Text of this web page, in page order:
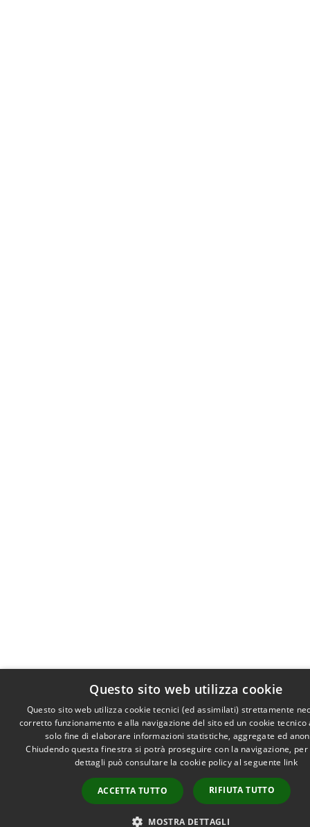
Questo sito web utilizza cookie
Questo sito web utilizza cookie tecnici (ed assimilati) strettamente
corretto funzionamento e alla navigazione del sito ed un cookie tecnico
solo fine di elaborare informazioni statistiche, aggregate ed
Chiudendo questa finestra si potrà proseguire con la navigazione,
dettagli può consultare la cookie policy al seguente link
ACCETTA TUTTO RIFIUTA TUTTO
MOSTRA DETTAGLI